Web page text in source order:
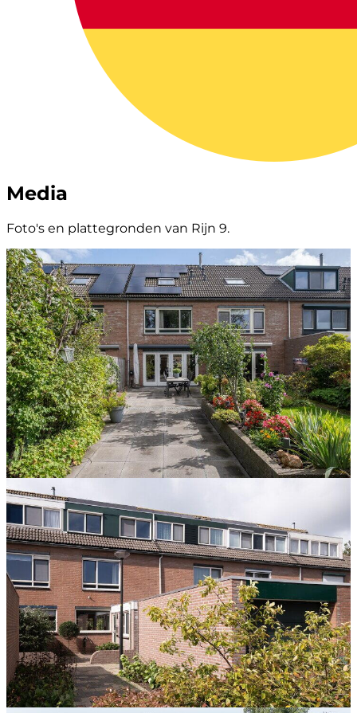
Media
Foto's en plattegronden van Rijn 9.